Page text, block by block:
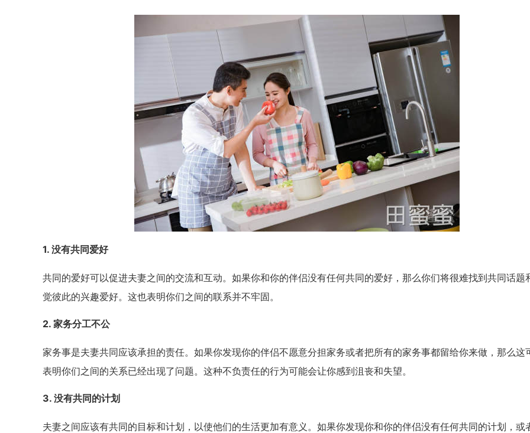
1. 没有共同爱好
共同的爱好可以促进夫妻之间的交流和互动。如果你和你的伴侣没有任何共同的爱好，那么你们将很难找到共同话题
觉彼此的兴趣爱好。这也表明你们之间的联系并不牢固。
2. 家务分工不公
家务事是夫妻共同应该承担的责任。如果你发现你的伴侣不愿意分担家务或者把所有的家务事都留给你来做，那么这
表明你们之间的关系已经出现了问题。这种不负责任的行为可能会让你感到沮丧和失望。
3. 没有共同的计划
夫妻之间应该有共同的目标和计划，以使他们的生活更加有意义。如果你发现你和你的伴侣没有任何共同的计划，或